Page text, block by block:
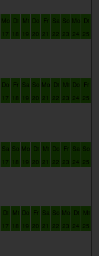
Mo
17
Di
18
Mi
19
Do
20
Fr
21
Sa
22
So
23
Mo
24
Di
25
Do
17
Fr
18
Sa
19
So
20
Mo
21
Di
22
Mi
23
Do
24
Fr
25
Sa
17
So
18
Mo
19
Di
20
Mi
21
Do
22
Fr
23
Sa
24
So
25
Di
17
Mi
18
Do
19
Fr
20
Sa
21
So
22
Mo
23
Di
24
Mi
25